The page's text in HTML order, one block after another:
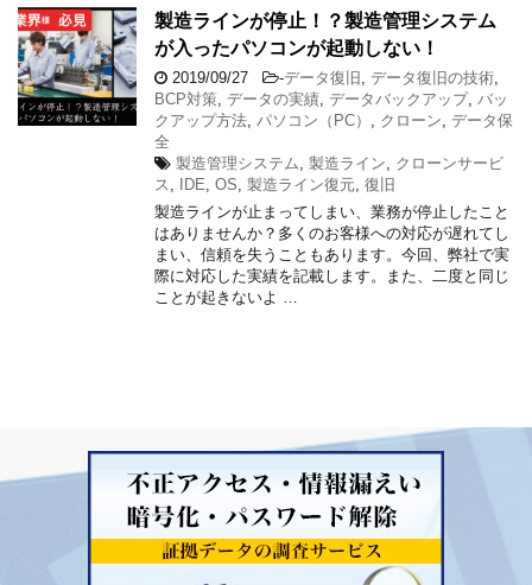
製造ラインが停止！？製造管理システム
が入ったパソコンが起動しない！
2019/09/27 -データ復旧 データ復旧の技術
BCP対策 データの実績 データバックアップ, バッ
クアップ方法 パソコン（PC） クローン データ保
全
製造管理システム
製造ライン
クローンサービ
ス
IDE OS 製造ライン復元 復旧
製造ラインが止まってしまい、業務が停止したこと
はありませんか？多くのお客様への対応が遅れてし
まい、信頼を失うこともあります。今回、弊社で実
際に対応した実績を記載します。また、二度と同じ
ことが起きないよ …